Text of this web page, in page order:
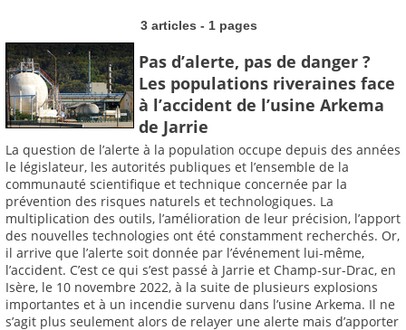
3 articles - 1 pages
Pas d’alerte, pas de danger ?
Les populations riveraines face
à l’accident de l’usine Arkema
de Jarrie
La question de l’alerte à la population occupe depuis des années
le législateur, les autorités publiques et l’ensemble de la
communauté scientifique et technique concernée par la
prévention des risques naturels et technologiques. La
multiplication des outils, l’amélioration de leur précision, l’apport
des nouvelles technologies ont été constamment recherchés. Or,
il arrive que l’alerte soit donnée par l’événement lui-même,
l’accident. C’est ce qui s’est passé à Jarrie et Champ-sur-Drac, en
Isère, le 10 novembre 2022, à la suite de plusieurs explosions
importantes et à un incendie survenu dans l’usine Arkema. Il ne
s’agit plus seulement alors de relayer une alerte mais d’apporter